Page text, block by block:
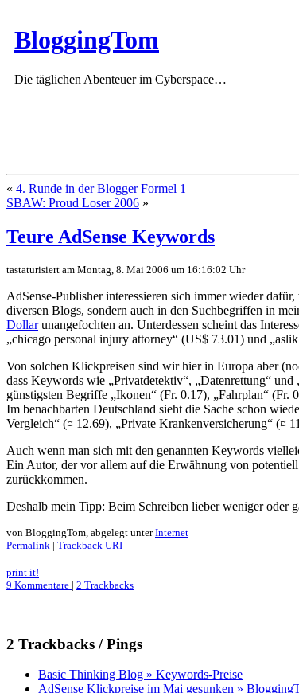
BloggingTom
Die täglichen Abenteuer im Cyberspace…
« 4. Runde in der Blogger Formel 1
SBAW: Proud Loser 2006 »
Teure AdSense Keywords
tastaturisiert am Montag, 8. Mai 2006 um 16:16:02 Uhr
AdSense-Publisher interessieren sich immer wieder
diversen Blogs, sondern auch in den Suchbegriffen in
Dollarunangefochten an. Unterdessen scheint das
„chicago personal injury attorney“ (US$ 73.01) und
Von solchen Klickpreisen sind wir hier in Europa aber
dass Keywords wie „Privatdetektiv“, „Datenrettung“
günstigsten Begriffe „Ikonen“ (Fr. 0.17), „Fahrplan“ (Fr.
Im benachbarten Deutschland sieht die Sache schon
Vergleich“ (¤ 12.69), „Private Krankenversicherung“ (¤
Auch wenn man sich mit den genannten Keywords
Ein Autor, der vor allem auf die Erwähnung von
zurückkommen.
Deshalb mein Tipp: Beim Schreiben lieber weniger
von BloggingTom, abgelegt unterInternet
Permalink | Trackback URI
print it!
9 Kommentare | 2 Trackbacks
2 Trackbacks / Pings
Basic Thinking Blog » Keywords-Preise
AdSense Klickpreise im Mai gesunken »